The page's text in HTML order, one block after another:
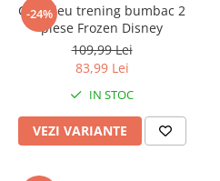
-24%
Compleu trening bumbac 2
piese Frozen Disney
109,99 Lei
83,99 Lei
IN STOC
VEZI VARIANTE